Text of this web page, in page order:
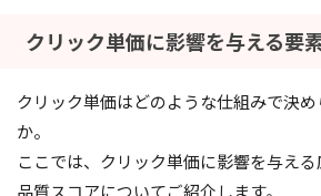
クリック単価に影響を与える要
クリック単価はどのような仕組みで決
か。
ここでは、クリック単価に影響を与え
品質スコアについてご紹介します。